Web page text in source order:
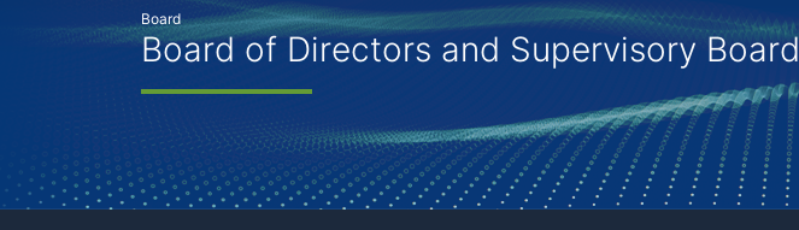
Board
Board of Directors and Supervisory Board